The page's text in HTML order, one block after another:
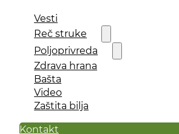
Vesti
Reč struke
Poljoprivreda
Zdrava hrana
Bašta
Video
Zaštita bilja
Kontakt